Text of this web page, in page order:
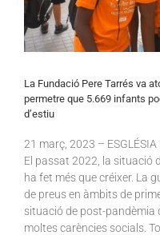
La Fundació Pere Tarrés va
permetre que 5.669 infants
d’estiu
21 març , 2023 –
El passat 2022, la situació
ha fet més que créixer. La
de preus en àmbits de
situació de post-pandèmia
moltes carències socials.